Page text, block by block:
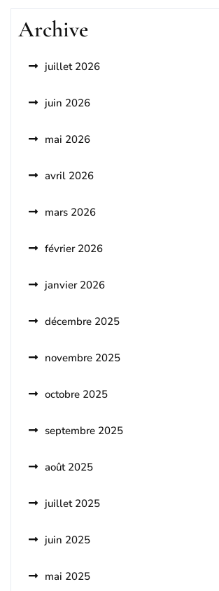
Archive
juillet 2026
juin 2026
mai 2026
avril 2026
mars 2026
février 2026
janvier 2026
décembre 2025
novembre 2025
octobre 2025
septembre 2025
août 2025
juillet 2025
juin 2025
mai 2025